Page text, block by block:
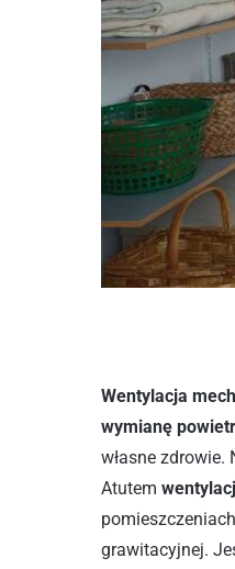
Wentylacja
wymianę
własne
Atutem
grawitacyjnej.